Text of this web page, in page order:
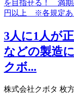
3人に1人が
などの製造
クボ...
株式会社クボタ 枚